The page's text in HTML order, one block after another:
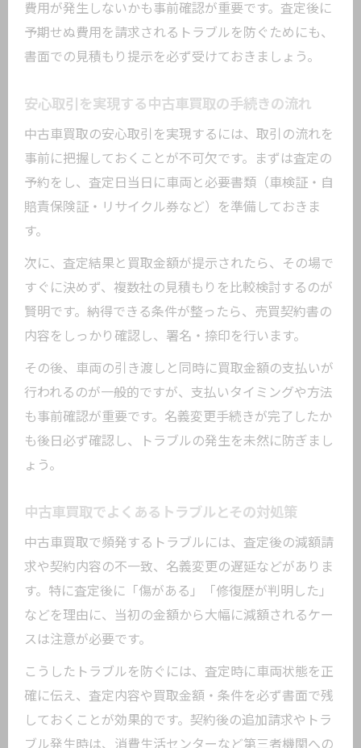
費用が発生しないかも事前確認が重要です。査定後に
予期せぬ費用を請求されるトラブルを防ぐためにも、
書面での見積もり提示を必ず受けておきましょう。
安心取引を実現する中古車買取の手続きの流れ
中古車買取の安心取引を実現するには、取引の流れを
事前に把握しておくことが不可欠です。まずは査定の
予約をし、査定日当日に車両と必要書類（車検証・自
賠責保険証・リサイクル券など）を準備しておきま
す。
次に、査定結果と買取金額が提示されたら、その場で
すぐに決めず、複数社の見積もりを比較検討するのが
賢明です。納得できる条件が整ったら、売買契約書の
内容をしっかり確認し、署名・捺印を行います。
その後、車両の引き渡しと同時に買取金額の支払いが
行われるのが一般的ですが、支払いタイミングや方法
も事前確認が重要です。名義変更手続きが完了したか
も後日必ず確認し、トラブルの発生を未然に防ぎまし
ょう。
中古車買取でよくあるトラブルとその対処策
中古車買取で頻発するトラブルには、査定後の減額請
求や契約内容の不一致、名義変更の遅延などがありま
す。特に査定後に「傷がある」「修復歴が判明した」
などを理由に、当初の金額から大幅に減額されるケー
スは注意が必要です。
こうしたトラブルを防ぐには、査定時に車両状態を正
確に伝え、査定内容や買取金額・条件を必ず書面で残
しておくことが効果的です。契約後の追加請求やトラ
ブル発生時は、消費生活センターなど第三者機関への